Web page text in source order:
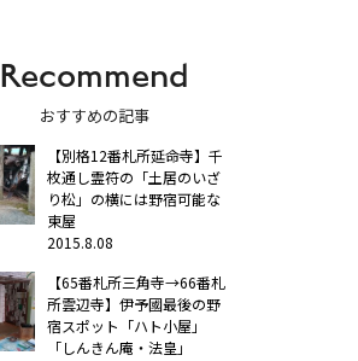
Recommend
おすすめの記事
【別格12番札所延命寺】千
枚通し霊符の「土居のいざ
り松」の横には野宿可能な
東屋
2015.8.08
【65番札所三角寺→66番札
所雲辺寺】伊予國最後の野
宿スポット「ハト小屋」
「しんきん庵・法皇」